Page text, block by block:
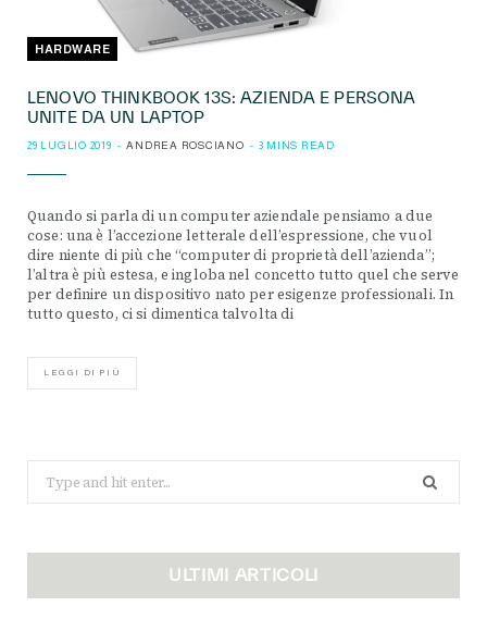
HARDWARE
LENOVO THINKBOOK 13S: AZIENDA E PERSONA
UNITE DA UN LAPTOP
29 LUGLIO 2019 ANDREA ROSCIANO 3 MINS READ
Quando si parla di un computer aziendale pensiamo a due
cose: una è l’accezione letterale dell’espressione, che vuol
dire niente di più che “computer di proprietà dell’azienda”;
l’altra è più estesa, e ingloba nel concetto tutto quel che serve
per definire un dispositivo nato per esigenze professionali. In
tutto questo, ci si dimentica talvolta di
LEGGI DI PIÙ
for:
ULTIMI ARTICOLI